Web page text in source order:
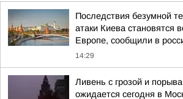
Последствия безумной
атаки Киева становятся
Европе, сообщили в
14:29
Ливень с грозой и
ожидается сегодня в